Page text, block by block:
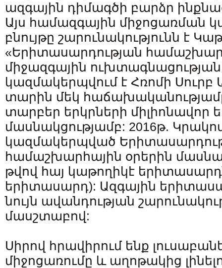
ազգային դիմագծի բարձր
Այս համազգային միջոցառման
բնույթը շարունակությունն է
«Երիտասարդության
միջազգային
կազմակերպվում է Հռոմի Սուրբ
տարին մեկ
տարբեր երկրների միլիոնավոր
մասնակցությամբ: 2016թ.
կազմակերպված
համաշխարհային օրերին
թվով հայ կաթողիկէ
երիտասարդ): Ազգային
նույն ավանդության
մասշտաբով:
Սիրով հրավիրում ենք
միջոցառումը և աղոթակից